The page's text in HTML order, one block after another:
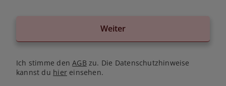
Weiter
Ich stimme denAGB zu. Die Datenschutzhinweise
kannst du hiereinsehen.